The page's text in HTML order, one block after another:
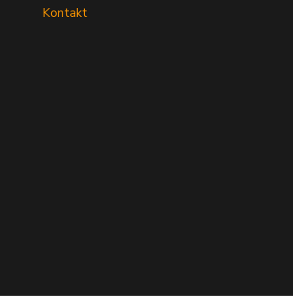
Kontakt